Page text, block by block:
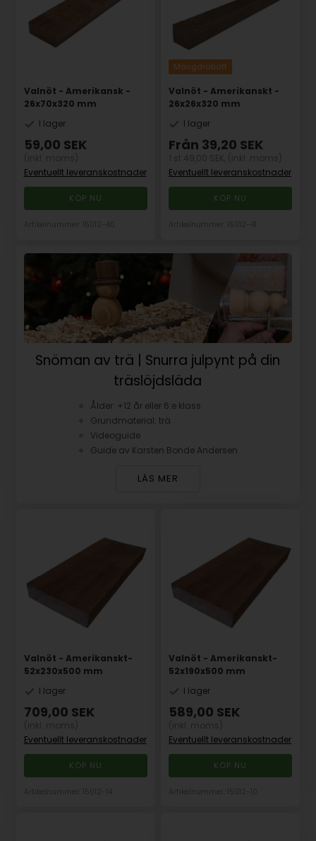
Valnöt - Amerikansk -
26x70x320 mm
I lager
59,00 SEK
Eventuellt leveranskostnader
Mängdrabatt
Valnöt - Amerikanskt -
26x26x320 mm
I lager
Från 39,20 SEK
Eventuellt leveranskostnader
Snöman av trä | Snurra julpynt på din
träslöjdsläda
Ålder: +12 år eller 6:e klass
Grundmaterial: trä
Videoguide
Guide av Karsten Bonde Andersen
LÄS MER
Valnöt - Amerikanskt-
52x230x500 mm
I lager
709,00 SEK
Eventuellt leveranskostnader
Valnöt - Amerikanskt-
52x190x500 mm
I lager
589,00 SEK
Eventuellt leveranskostnader